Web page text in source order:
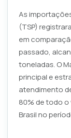
As
(TSP)
em
passado,
toneladas. O
principal e
atendimento
80% de todo
Brasil no